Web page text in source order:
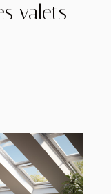
valets